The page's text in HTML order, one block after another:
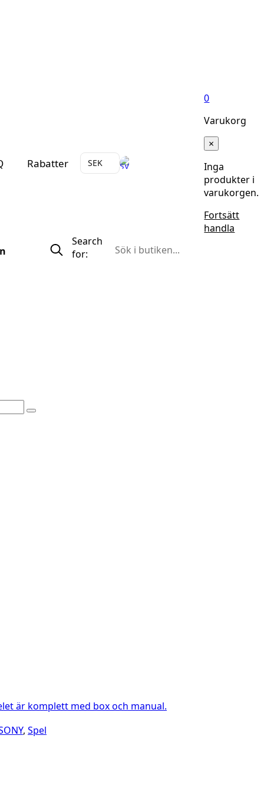
Rabatter SEK
0
Varukorg
×
Inga
produkter i
varukorgen.
Fortsätt
handla
Search
for:
är komplett med box och manual.
, Spel